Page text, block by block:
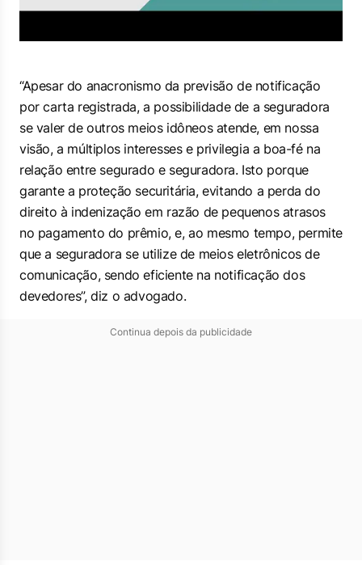
“Apesar do anacronismo da previsão de notificação
por carta registrada, a possibilidade de a seguradora
se valer de outros meios idôneos atende, em nossa
visão, a múltiplos interesses e privilegia a boa-fé na
relação entre segurado e seguradora. Isto porque
garante a proteção securitária, evitando a perda do
direito à indenização em razão de pequenos atrasos
no pagamento do prêmio, e, ao mesmo tempo, permite
que a seguradora se utilize de meios eletrônicos de
comunicação, sendo eficiente na notificação dos
devedores”, diz o advogado.
Continua depois da publicidade